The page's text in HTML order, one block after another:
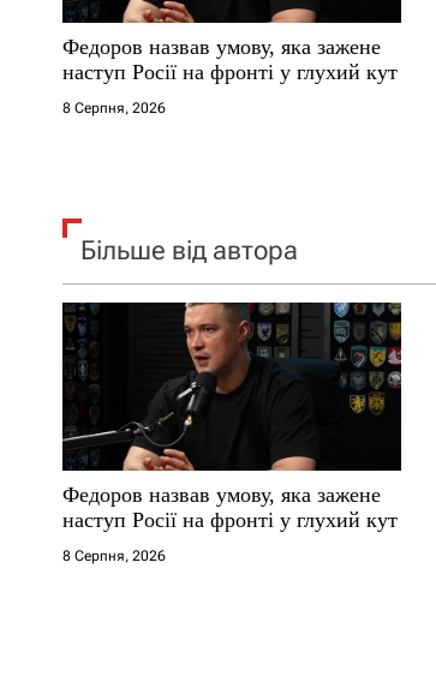
с
і
в
Федоров назвав умову, яка зажене
наступ Росії на фронті у глухий кут
8 Серпня, 2026
Більше від автора
Федоров назвав умову, яка зажене
наступ Росії на фронті у глухий кут
8 Серпня, 2026